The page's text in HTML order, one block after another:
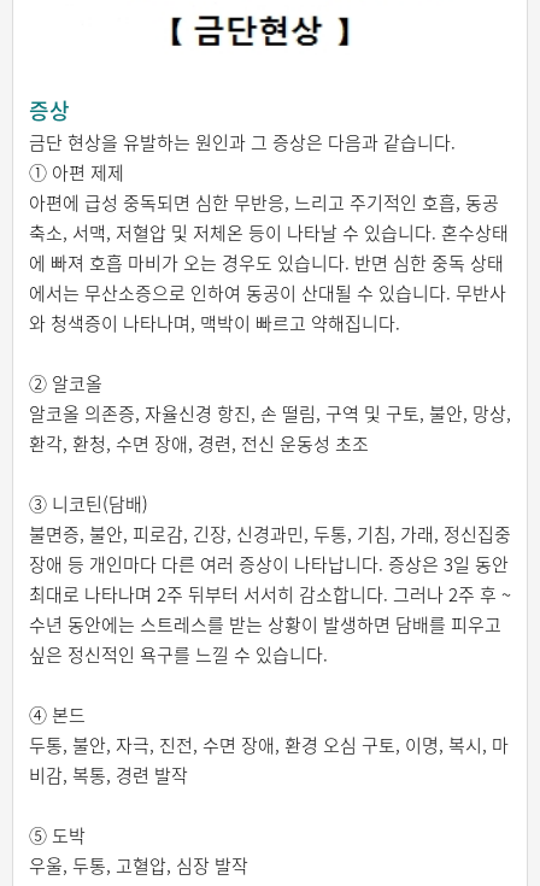
증상
금단 현상을 유발하는 원인과 그 증상은 다음과 같습니다.
① 아편 제제
아편에 급성 중독되면 심한 무반응, 느리고 주기적인 호흡, 동공
축소, 서맥, 저혈압 및 저체온 등이 나타날 수 있습니다. 혼수상태
에 빠져 호흡 마비가 오는 경우도 있습니다. 반면 심한 중독 상태
에서는 무산소증으로 인하여 동공이 산대될 수 있습니다. 무반사
와 청색증이 나타나며, 맥박이 빠르고 약해집니다.
② 알코올
알코올 의존증, 자율신경 항진, 손 떨림, 구역 및 구토, 불안, 망상,
환각, 환청, 수면 장애, 경련, 전신 운동성 초조
③ 니코틴(담배)
불면증, 불안, 피로감, 긴장, 신경과민, 두통, 기침, 가래, 정신집중
장애 등 개인마다 다른 여러 증상이 나타납니다. 증상은 3일 동안
최대로 나타나며 2주 뒤부터 서서히 감소합니다. 그러나 2주 후 ~
수년 동안에는 스트레스를 받는 상황이 발생하면 담배를 피우고
싶은 정신적인 욕구를 느낄 수 있습니다.
④ 본드
두통, 불안, 자극, 진전, 수면 장애, 환경 오심 구토, 이명, 복시, 마
비감, 복통, 경련 발작
⑤ 도박
우울, 두통, 고혈압, 심장 발작